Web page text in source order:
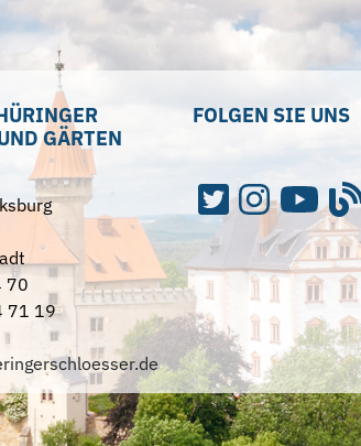
GÄRTEN
70
71 19
FOLGEN SIE UNS